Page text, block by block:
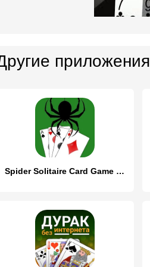
приложения
Spider Solitaire Card Game Fun